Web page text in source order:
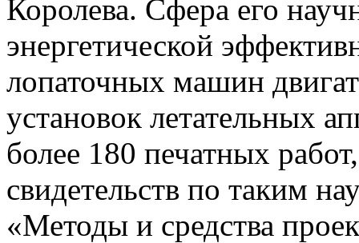
Королева. Сфера его
энергетической
лопаточных машин
установок летательных
более 180 печатных
свидетельств по таким
«Методы и средства